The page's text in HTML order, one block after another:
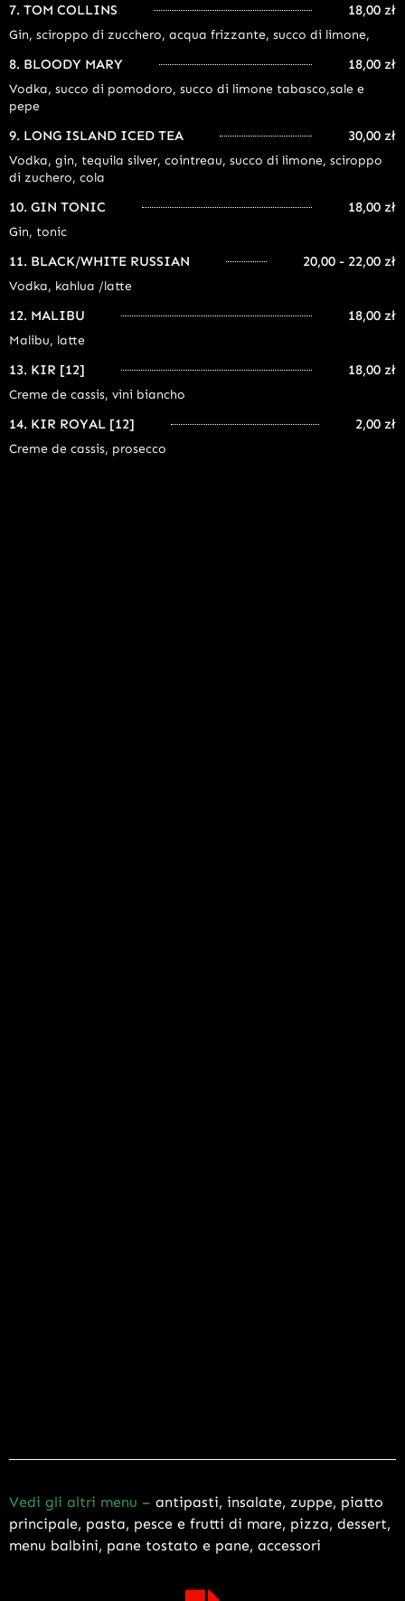
7. TOM COLLINS 18,00 zł
Gin, sciroppo di zucchero, acqua frizzante, succo di limone,
8. BLOODY MARY 18,00 zł
Vodka, succo di pomodoro, succo di limone tabasco,sale e
pepe
9. LONG ISLAND ICED TEA 30,00 zł
Vodka, gin, tequila silver, cointreau, succo di limone, sciroppo
di zuchero, cola
10. GIN TONIC 18,00 zł
Gin, tonic
11. BLACK/WHITE RUSSIAN 20,00 - 22,00 zł
Vodka, kahlua /latte
12. MALIBU 18,00 zł
Malibu, latte
13. KIR [12] 18,00 zł
Creme de cassis, vini biancho
14. KIR ROYAL [12] 2,00 zł
Creme de cassis, prosecco
Vedi gli altri menu – antipasti, insalate, zuppe, piatto
principale, pasta, pesce e frutti di mare, pizza, dessert,
menu balbini, pane tostato e pane, accessori